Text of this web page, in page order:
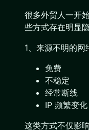
很多外贸人一开
些方式存在明显
1、来源不明的网
免费
不稳定
经常断线
IP 频繁变化
这类方式不仅影